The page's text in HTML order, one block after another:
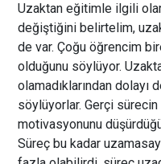
Uzaktan eğitimle ilgili
değiştiğini belirtelim,
de var. Çoğu öğrencim
olduğunu söylüyor.
olamadıklarından
söylüyorlar. Gerçi sürecin
motivasyonunu
Süreç bu kadar